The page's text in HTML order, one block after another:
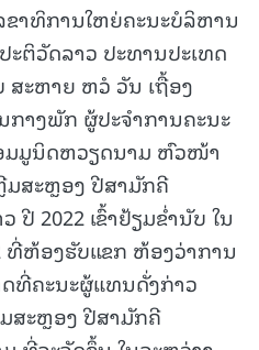
າທິການໃຫຍ່ຄະນະບໍລິຫານ
ຕິວັດລາວ ປະທານປະເທດ
ສະຫາຍ ຫວໍ ວັນ ເຖື້ອງ
ກາງພັກ ຜູ້ປະຈຳການຄະນະ
ມມູນິດຫວຽດນາມ ຫົວໜ້າ
ມສະຫຼອງ ປີສາມັກຄີ
2022 ເຂົ້າຢ້ຽມຂໍ່ານັບ ໃນ
ທີ່ຫ້ອງຮັບແຂກ ຫ້ອງວ່າການ
ດທີ່ຄະນະຜູ້ແທນດັ່ງກ່າວ
ມສະຫຼອງ ປີສາມັກຄີ